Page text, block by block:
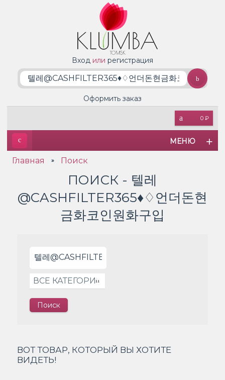
Вход или регистрация
0 ₽
Оформить заказ
МЕНЮ
Главная » Поиск
ПОИСК - 텔레
@CASHFILTER365♦♢언더돈현
금화코인원화구입
ВОТ ТОВАР, КОТОРЫЙ ВЫ ХОТИТЕ
ВИДЕТЬ!